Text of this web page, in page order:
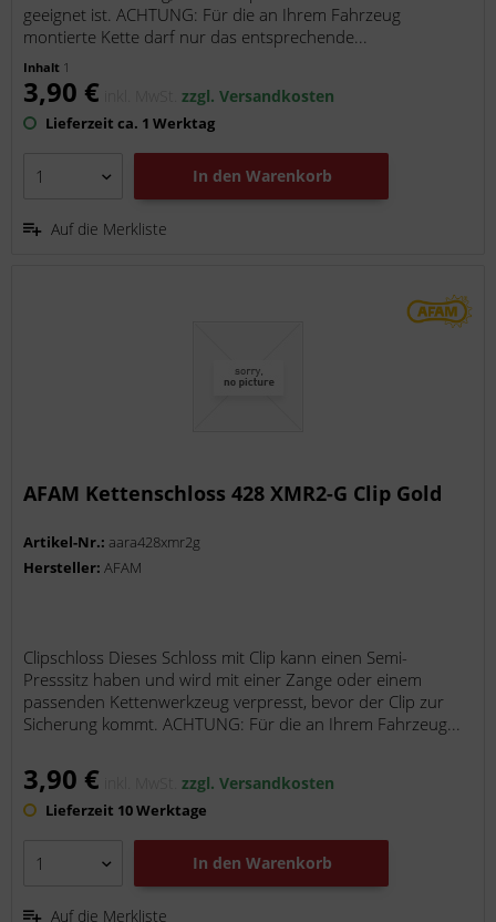
geeignet ist. ACHTUNG: Für die an Ihrem Fahrzeug
montierte Kette darf nur das entsprechende...
Inhalt 1
3,90 € inkl. MwSt.zzgl. Versandkosten
Lieferzeit ca. 1 Werktag
In den Warenkorb
Auf die Merkliste
AFAM Kettenschloss 428 XMR2-G Clip Gold
Artikel-Nr.: aara428xmr2g
Hersteller:AFAM
Clipschloss Dieses Schloss mit Clip kann einen Semi-
Presssitz haben und wird mit einer Zange oder einem
passenden Kettenwerkzeug verpresst, bevor der Clip zur
Sicherung kommt. ACHTUNG: Für die an Ihrem Fahrzeug...
3,90 € inkl. MwSt.zzgl. Versandkosten
Lieferzeit 10 Werktage
In den Warenkorb
Auf die Merkliste